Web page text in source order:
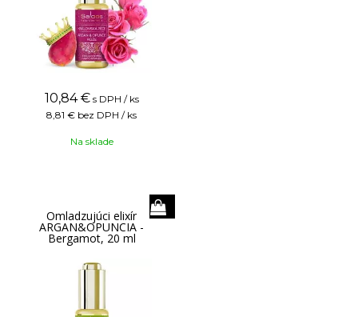
10,84 € s DPH / ks
8,81 € bez DPH / ks
Na sklade
Omladzujúci elixír
ARGAN&OPUNCIA -
Bergamot, 20 ml